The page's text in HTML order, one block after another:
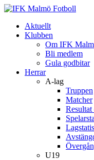
Aktuellt
Klubben
Om IFK
Bli medlem
Gula godbitar
Herrar
A-lag
Truppen
Matcher
Resultat
U19